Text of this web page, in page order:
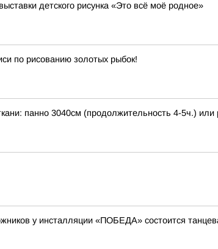
детского рисунка «Это всё моё родное»
по рисованию золотых рыбок!
панно 3040см (продолжительность 4-5ч.)
у инсталляции «ПОБЕДА» состоится